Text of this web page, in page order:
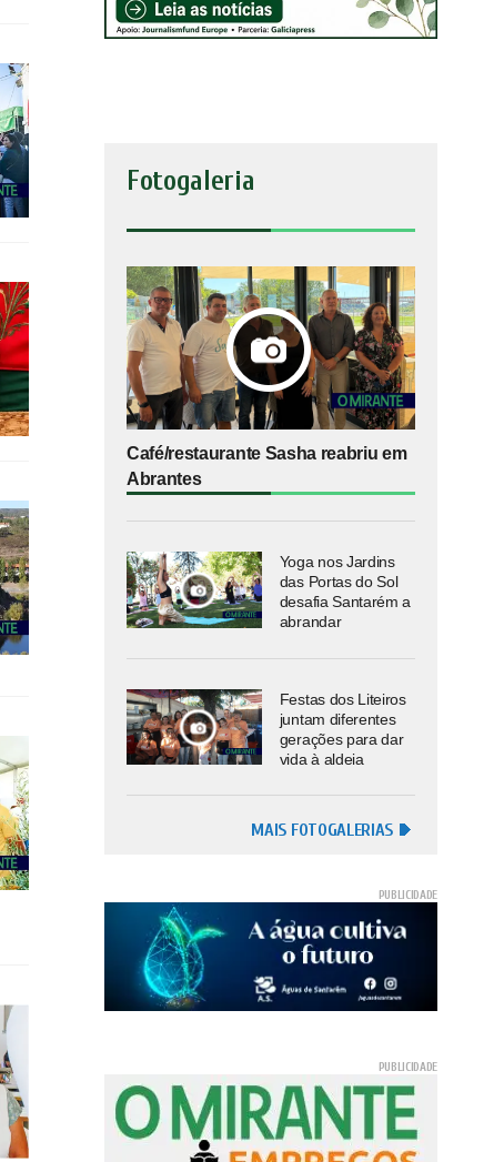
Fotogaleria
Café/restaurante Sasha reabriu em
Abrantes
Yoga nos Jardins
das Portas do Sol
desafia Santarém a
abrandar
Festas dos Liteiros
juntam diferentes
gerações para dar
vida à aldeia
MAIS FOTOGALERIAS